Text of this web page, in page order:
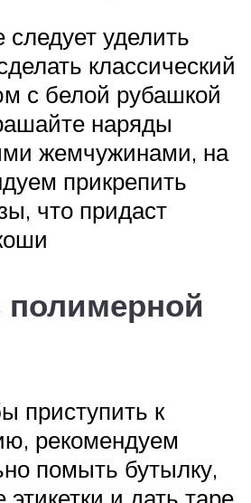
уделить
классический
с белой рубашкой
наряды
жемчужинами, на
прикрепить
что придаст
приступить к
рекомендуем
помыть бутылку,